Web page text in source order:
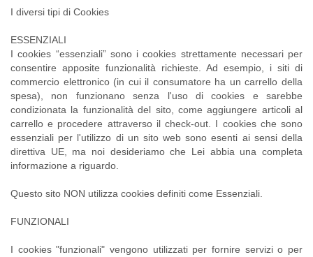
I diversi tipi di Cookies
ESSENZIALI
I cookies “essenziali” sono i cookies strettamente necessari per
consentire apposite funzionalità richieste. Ad esempio, i siti di
commercio elettronico (in cui il consumatore ha un carrello della
spesa), non funzionano senza l'uso di cookies e sarebbe
condizionata la funzionalità del sito, come aggiungere articoli al
carrello e procedere attraverso il check-out. I cookies che sono
essenziali per l'utilizzo di un sito web sono esenti ai sensi della
direttiva UE, ma noi desideriamo che Lei abbia una completa
informazione a riguardo.
Questo sito NON utilizza cookies definiti come Essenziali.
FUNZIONALI
I cookies "funzionali" vengono utilizzati per fornire servizi o per